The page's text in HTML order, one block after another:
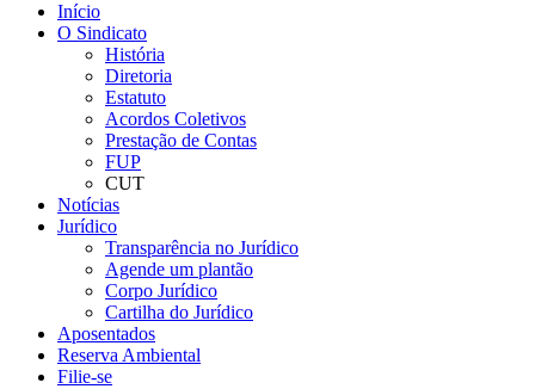
Início
O Sindicato
História
Diretoria
Estatuto
Acordos Coletivos
Prestação de Contas
FUP
CUT
Notícias
Jurídico
Transparência no Jurídico
Agende um plantão
Corpo Jurídico
Cartilha do Jurídico
Aposentados
Reserva Ambiental
Filie-se